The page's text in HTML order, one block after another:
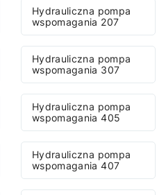
Hydrauliczna pompa
wspomagania 207
Hydrauliczna pompa
wspomagania 307
Hydrauliczna pompa
wspomagania 405
Hydrauliczna pompa
wspomagania 407